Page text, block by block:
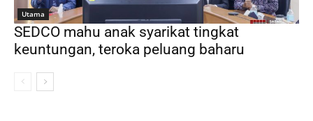
Utama
SEDCO mahu anak syarikat tingkat
keuntungan, teroka peluang baharu